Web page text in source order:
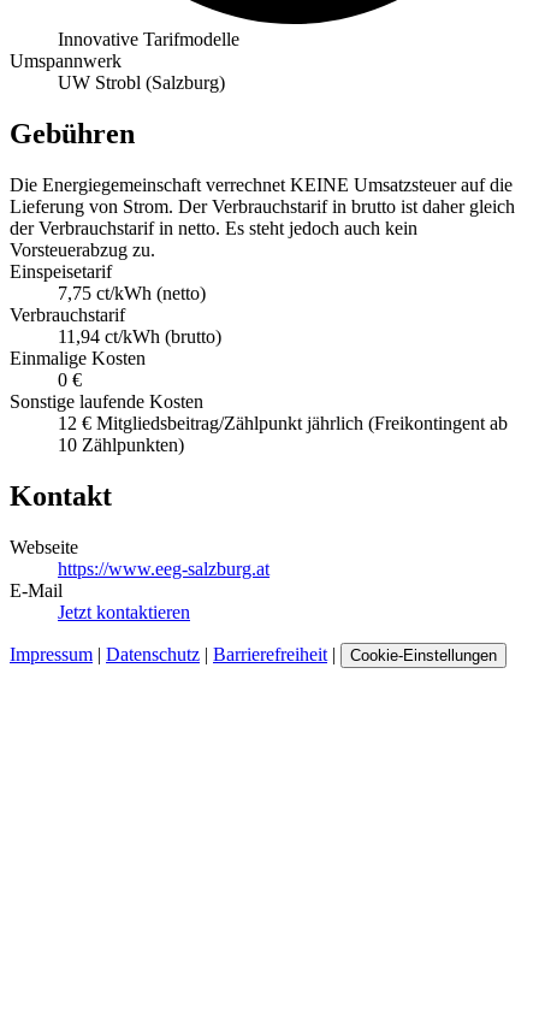
Innovative Tarifmodelle
Umspannwerk
UW Strobl (Salzburg)
Gebühren
Die Energiegemeinschaft verrechnet KEINE Umsatzsteuer auf die
Lieferung von Strom. Der Verbrauchstarif in brutto ist daher gleich
der Verbrauchstarif in netto. Es steht jedoch auch kein
Vorsteuerabzug zu.
Einspeisetarif
7,75 ct/kWh (netto)
Verbrauchstarif
11,94 ct/kWh (brutto)
Einmalige Kosten
0 €
Sonstige laufende Kosten
12 € Mitgliedsbeitrag/Zählpunkt jährlich (Freikontingent ab
10 Zählpunkten)
Kontakt
Webseite
https://www.eeg-salzburg.at
E-Mail
Jetzt kontaktieren
Impressum | Datenschutz | Barrierefreiheit | Cookie-Einstellungen